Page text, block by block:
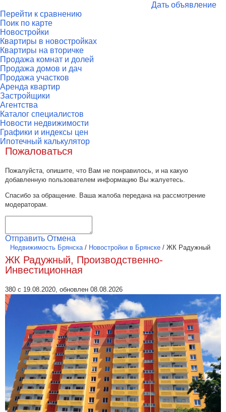
Дать объявление
Перейти к сравнению
Поик по карте
Новостройки
Квартиры в новостройках
Квартиры на вторичке
Продажа комнат и долей
Продажа домов и дач
Продажа участков
Аренда квартир
Застройщики
Агентства
Каталог специалистов
Новости недвижимости
Графики и индексы цен
Ипотечный калькулятор
Пожаловаться
Пожалуйста, опишите, что Вам не понравилось, и на какую
добавленную пользователем информацию Вы жалуетесь.
Спасибо за обращение. Ваша жалоба передана на рассмотрение
модераторам.
Отправить Отмена
Недвижимость Брянска/ Новостройки в Брянске / ЖК Радужный
ЖК Радужный, Производственно-
Инвестиционная
380 с 19.08.2020, обновлен 08.08.2026